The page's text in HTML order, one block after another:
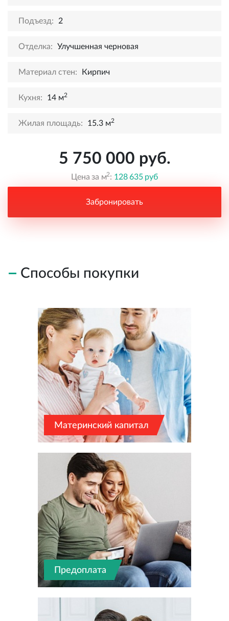
Подъезд: 2
Отделка: Улучшенная черновая
Материал стен: Кирпич
Кухня: 14 м2
Жилая площадь: 15.3 м2
5 750 000 руб.
Цена за м2: 128 635 руб
Забронировать
Способы покупки
Материнский капитал
Предоплата